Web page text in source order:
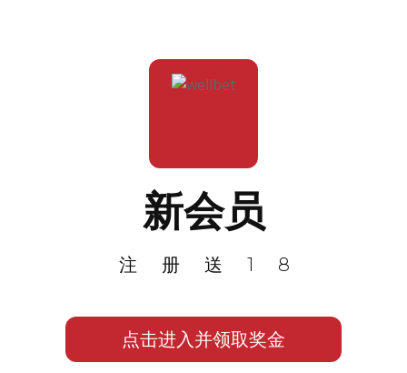
新会员
注册送18
点击进入并领取奖金